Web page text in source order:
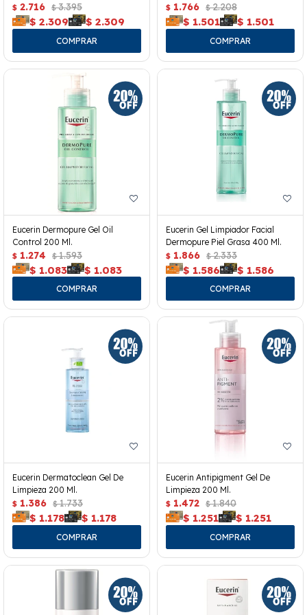
$ 2.716 $ 3.395
$ 2.309 $ 2.309
$ 1.766 $ 2.208
$ 1.501 $ 1.501
Eucerin Dermopure Gel Oil
Control 200 Ml.
$ 1.274 $ 1.593
$ 1.083 $ 1.083
Eucerin Gel Limpiador Facial
Dermopure Piel Grasa 400 Ml.
$ 1.866 $ 2.333
$ 1.586 $ 1.586
Eucerin Dermatoclean Gel De
Limpieza 200 Ml.
$ 1.386 $ 1.733
$ 1.178 $ 1.178
Eucerin Antipigment Gel De
Limpieza 200 Ml.
$ 1.472 $ 1.840
$ 1.251 $ 1.251